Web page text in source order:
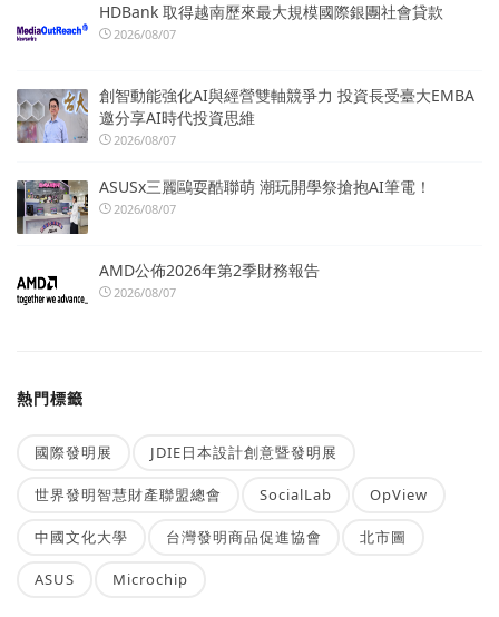
HDBank 取得越南歷來最大規模國際銀團社會貸款
2026/08/07
創智動能強化AI與經營雙軸競爭力 投資長受臺大EMBA
邀分享AI時代投資思維
2026/08/07
ASUSx三麗鷗耍酷聯萌 潮玩開學祭搶抱AI筆電！
2026/08/07
AMD公佈2026年第2季財務報告
2026/08/07
熱門標籤
國際發明展 JDIE日本設計創意暨發明展
世界發明智慧財產聯盟總會 SocialLab OpView
中國文化大學 台灣發明商品促進協會 北市圖
ASUS Microchip